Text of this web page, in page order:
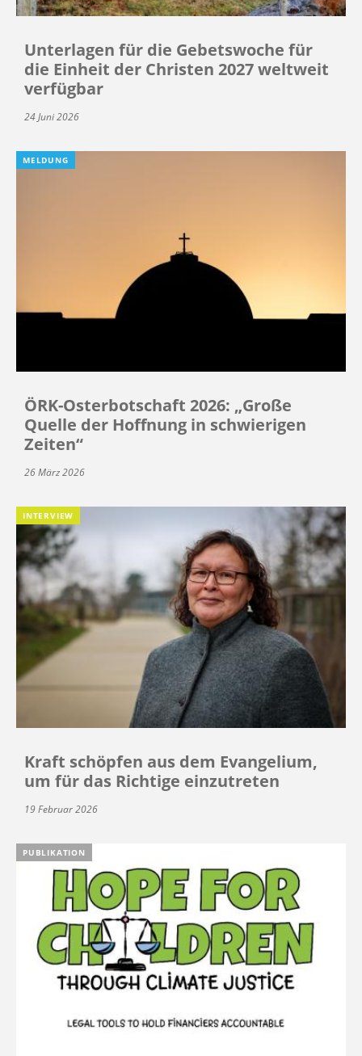
Unterlagen für die Gebetswoche für
die Einheit der Christen 2027 weltweit
verfügbar
24 Juni 2026
MELDUNG
ÖRK-Osterbotschaft 2026: „Große
Quelle der Hoffnung in schwierigen
Zeiten“
26 März 2026
INTERVIEW
Kraft schöpfen aus dem Evangelium,
um für das Richtige einzutreten
19 Februar 2026
PUBLIKATION